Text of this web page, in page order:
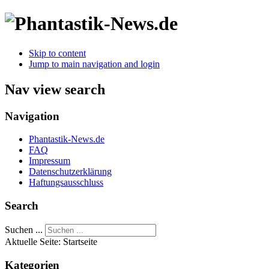
Skip to content
Jump to main navigation and login
Nav view search
Navigation
Phantastik-News.de
FAQ
Impressum
Datenschutzerklärung
Haftungsausschluss
Search
Suchen ...
Aktuelle Seite: Startseite
Kategorien